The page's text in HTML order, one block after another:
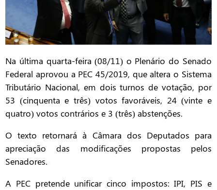
Na última quarta-feira (08/11) o Plenário do Senado
Federal aprovou a PEC 45/2019, que altera o Sistema
Tributário Nacional, em dois turnos de votação, por
53 (cinquenta e três) votos favoráveis, 24 (vinte e
quatro) votos contrários e 3 (três) abstenções.
O texto retornará à Câmara dos Deputados para
apreciação das modificações propostas pelos
Senadores.
A PEC pretende unificar cinco impostos: IPI, PIS e